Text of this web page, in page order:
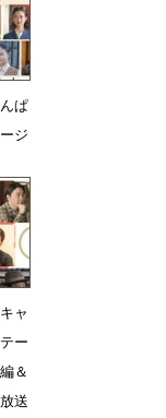
ぱ
ジ
ャ
ー
＆
送